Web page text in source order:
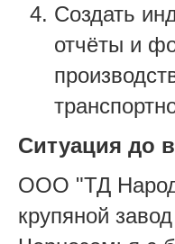
Создать
отчёты и
Ситуация до
ООО "ТД
крупяной